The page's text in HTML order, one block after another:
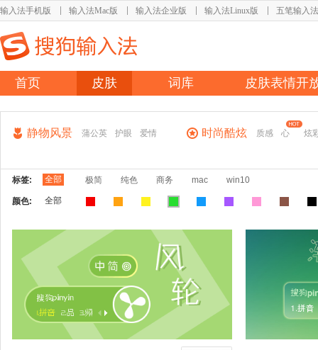
输入法手机版 输入法Mac版 输入法企业版 输入法Linux版 五笔输入法
首页 皮肤 词库 皮肤表情开
静物风景 蒲公英 护眼 爱情 时尚酷炫 质感 心 炫
标签: 全部 极简 纯色 商务 mac win10
颜色: 全部